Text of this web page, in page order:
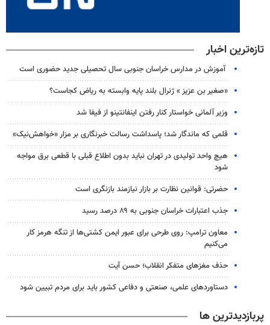
تازه‌ترین اخبار
آموزش در مدارس خراسان جنوبی سال تحصیلی جدید حضوری است
«صغیر بن عزیز » ژنرال بلند پایه وابسته به ریاض کجاست؟
وزیر آلمانی خواستار کنار رفتن اینفانتینو از فیفا شد
قلمی که ماندگار شد؛ پاسداشت رسالت خبرنگاری بر مزار «خواهش‌نیک»
هیچ واحد تولیدی در تهران نباید بدون اطلاع قبلی با قطعی برق مواجه
شود
حضرتی: قوانین نظارت بر بازار نیازمند بازنگری است
جذب اعتبارات خراسان جنوبی به ۸۹ درصد رسید
معاون ترامپ: روی طرحی برای عبور ایمن کشتی‌ها از تنگه هرمز کار
می‌کنیم
حذف مغزهای متفکر انقلاب؛ حسن آیت
دستاوردهای علمی، صنعتی و دفاعی کشور باید برای مردم تبیین شود
پربازدیدترین ها